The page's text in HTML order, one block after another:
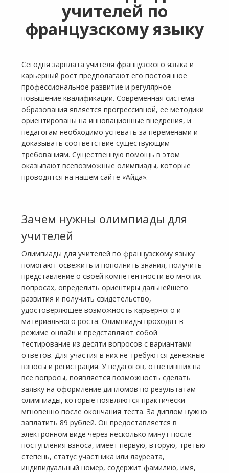
учителей по
французскому языку
Сегодня зарплата учителя французского языка и
карьерный рост предполагают его постоянное
профессиональное развитие и регулярное
повышение квалификации. Современная система
образования является прогрессивной, ее методики
ориентированы на инновационные внедрения, и
педагогам необходимо успевать за переменами и
доказывать соответствие существующим
требованиям. Существенную помощь в этом
оказывают всевозможные олимпиады, которые
проводятся на нашем сайте «Айда».
Зачем нужны олимпиады для
учителей
Олимпиады для учителей по французскому языку
помогают освежить и пополнить знания, получить
представление о своей компетентности во многих
вопросах, определить ориентиры дальнейшего
развития и получить свидетельство,
удостоверяющее возможность карьерного и
материального роста. Олимпиады проходят в
режиме онлайн и представляют собой
тестирование из десяти вопросов с вариантами
ответов. Для участия в них не требуются денежные
взносы и регистрация. У педагогов, ответивших на
все вопросы, появляется возможность сделать
заявку на оформление дипломов по результатам
олимпиады, которые появляются практически
мгновенно после окончания теста. За диплом нужно
заплатить 89 рублей. Он предоставляется в
электронном виде через несколько минут после
поступления взноса, имеет первую, вторую, третью
степень, статус участника или лауреата,
индивидуальный номер, содержит фамилию, имя,